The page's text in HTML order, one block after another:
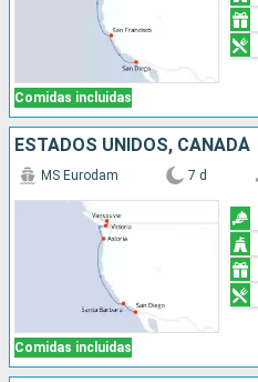
Comidas incluidas
ESTADOS UNIDOS, CANADÁ
Comidas incluidas
MS Eurodam 7 d